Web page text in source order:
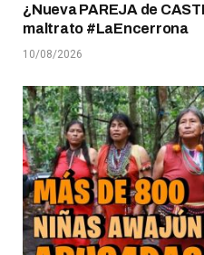
¿Nueva PAREJA de
maltrato #LaEncerrona
10/08/2026